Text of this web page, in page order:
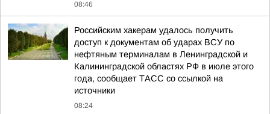
08:46
Российским хакерам удалось получить
доступ к документам об ударах ВСУ по
нефтяным терминалам в Ленинградской и
Калининградской областях РФ в июле этого
года, сообщает ТАСС со ссылкой на
источники
08:24